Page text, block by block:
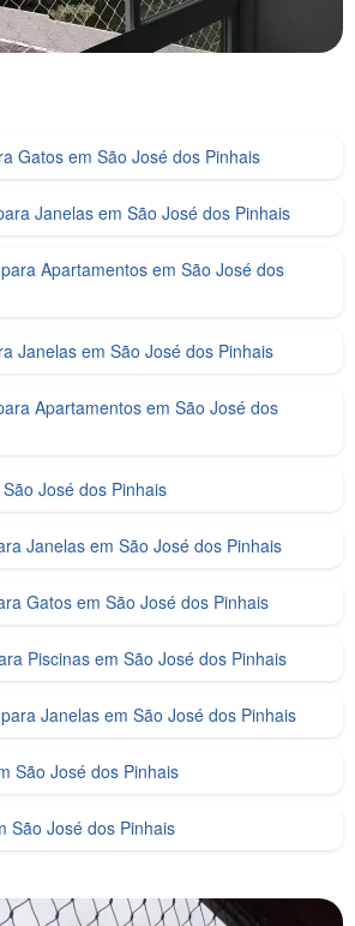
Gatos em São José dos Pinhais
Janelas em São José dos Pinhais
Apartamentos em São José dos
Janelas em São José dos Pinhais
Apartamentos em São José dos
José dos Pinhais
Janelas em São José dos Pinhais
Gatos em São José dos Pinhais
Piscinas em São José dos Pinhais
Janelas em São José dos Pinhais
São José dos Pinhais
São José dos Pinhais